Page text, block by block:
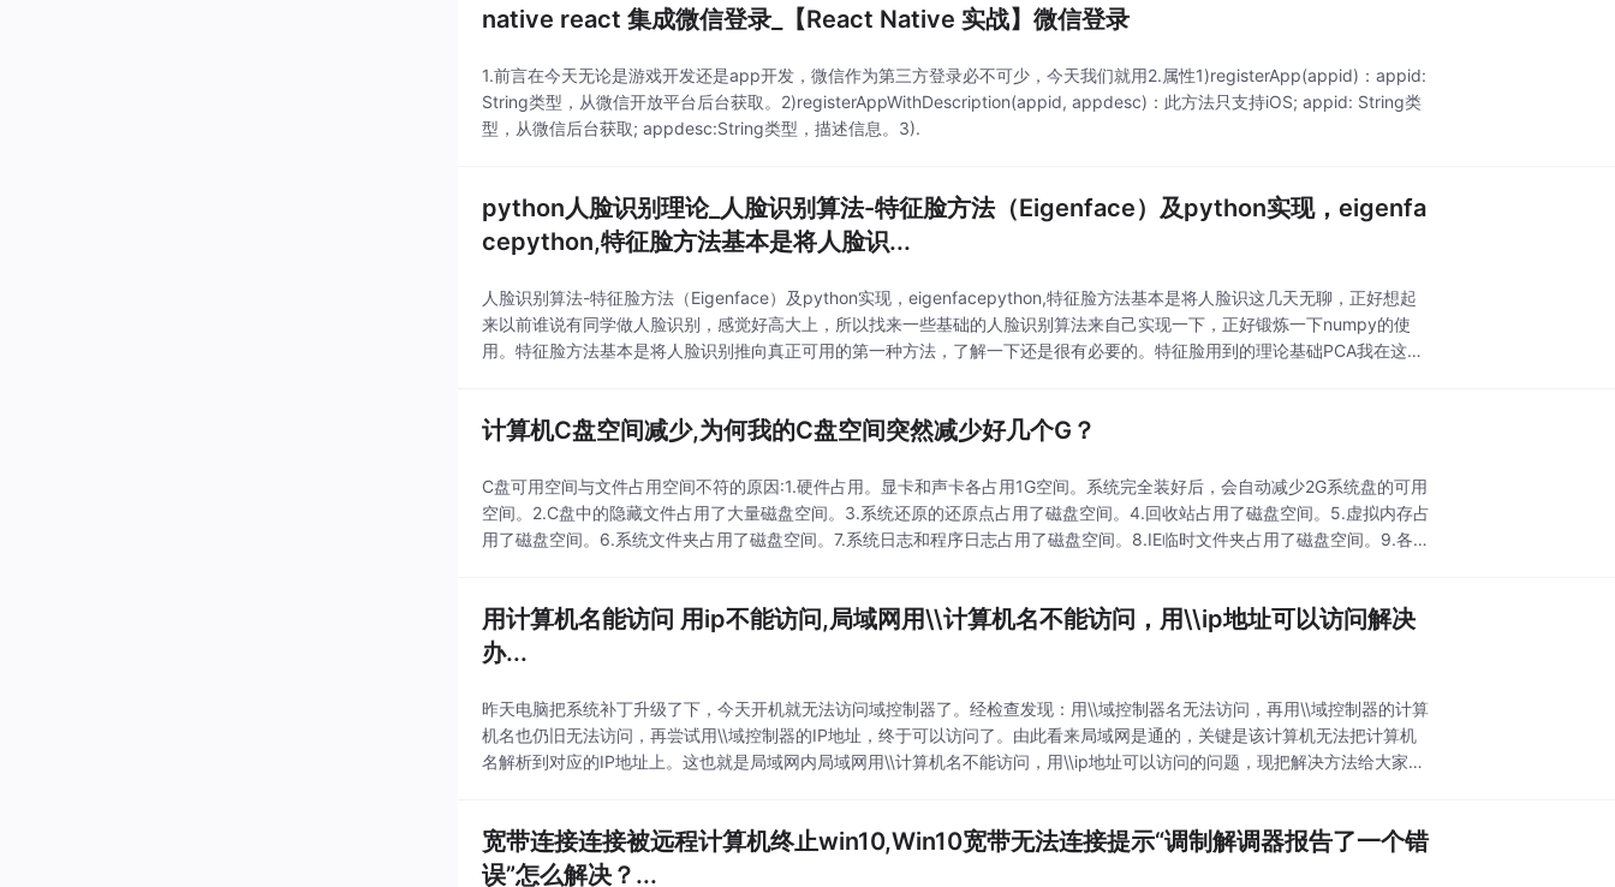
native react 集成微信登录_【React Native 实战】微信登录
1.前言在今天无论是游戏开发还是app开发，微信作为第三方登录必不可少，今天我们就用2.属性1)registerApp(appid)：appid:
String类型，从微信开放平台后台获取。2)registerAppWithDescription(appid, appdesc)：此方法只支持iOS; appid: String类
型，从微信后台获取; appdesc:String类型，描述信息。3).
python人脸识别理论_人脸识别算法-特征脸方法（Eigenface）及python实现，eigenfa
cepython,特征脸方法基本是将人脸识...
人脸识别算法-特征脸方法（Eigenface）及python实现，eigenfacepython,特征脸方法基本是将人脸识这几天无聊，正好想起
来以前谁说有同学做人脸识别，感觉好高大上，所以找来一些基础的人脸识别算法来自己实现一下，正好锻炼一下numpy的使
用。特征脸方法基本是将人脸识别推向真正可用的第一种方法，了解一下还是很有必要的。特征脸用到的理论基础PCA我在这里
计算机C盘空间减少,为何我的C盘空间突然减少好几个G？
C盘可用空间与文件占用空间不符的原因:1.硬件占用。显卡和声卡各占用1G空间。系统完全装好后，会自动减少2G系统盘的可用
空间。2.C盘中的隐藏文件占用了大量磁盘空间。3.系统还原的还原点占用了磁盘空间。4.回收站占用了磁盘空间。5.虚拟内存占
用了磁盘空间。6.系统文件夹占用了磁盘空间。7.系统日志和程序日志占用了磁盘空间。8.IE临时文件夹占用了磁盘空间。9.各种
用计算机名能访问 用ip不能访问,局域网用\\计算机名不能访问，用\\ip地址可以访问解决
办...
昨天电脑把系统补丁升级了下，今天开机就无法访问域控制器了。经检查发现：用\\域控制器名无法访问，再用\\域控制器的计算
机名也仍旧无法访问，再尝试用\\域控制器的IP地址，终于可以访问了。由此看来局域网是通的，关键是该计算机无法把计算机
名解析到对应的IP地址上。这也就是局域网内局域网用\\计算机名不能访问，用\\ip地址可以访问的问题，现把解决方法给大家分
宽带连接连接被远程计算机终止win10,Win10宽带无法连接提示“调制解调器报告了一个错
误”怎么解决？...